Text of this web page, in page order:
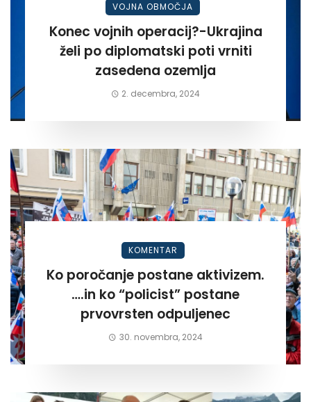
VOJNA OBMOČJA
Konec vojnih operacij?-Ukrajina
želi po diplomatski poti vrniti
zasedena ozemlja
2. decembra, 2024
KOMENTAR
Ko poročanje postane aktivizem.
….in ko “policist” postane
prvovrsten odpuljenec
30. novembra, 2024